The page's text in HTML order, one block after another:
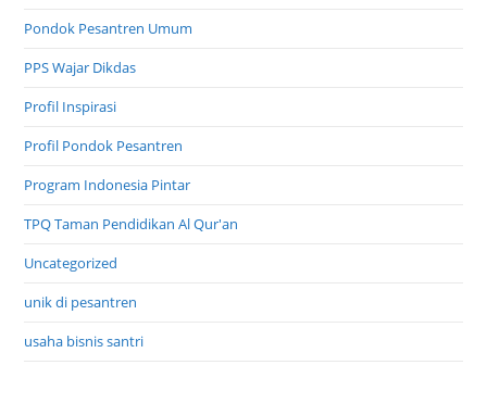
Pondok Pesantren Umum
PPS Wajar Dikdas
Profil Inspirasi
Profil Pondok Pesantren
Program Indonesia Pintar
TPQ Taman Pendidikan Al Qur'an
Uncategorized
unik di pesantren
usaha bisnis santri